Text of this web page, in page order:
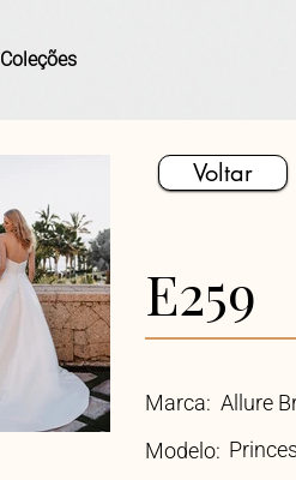
Coleções
Voltar
E259
Marca: Allure
Modelo: